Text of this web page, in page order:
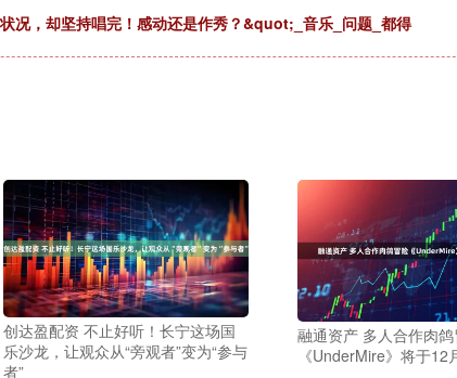
况，却坚持唱完！感动还是作秀？&quot;_音乐_问题_都得
创达盈配资 不止好听！长宁这场国
乐沙龙，让观众从“旁观者”变为“参与
者”
融通资产 多人合作肉鸽
《UnderMire》将于12